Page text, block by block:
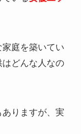
庭を築いてい
どんな人なの
りますが、実